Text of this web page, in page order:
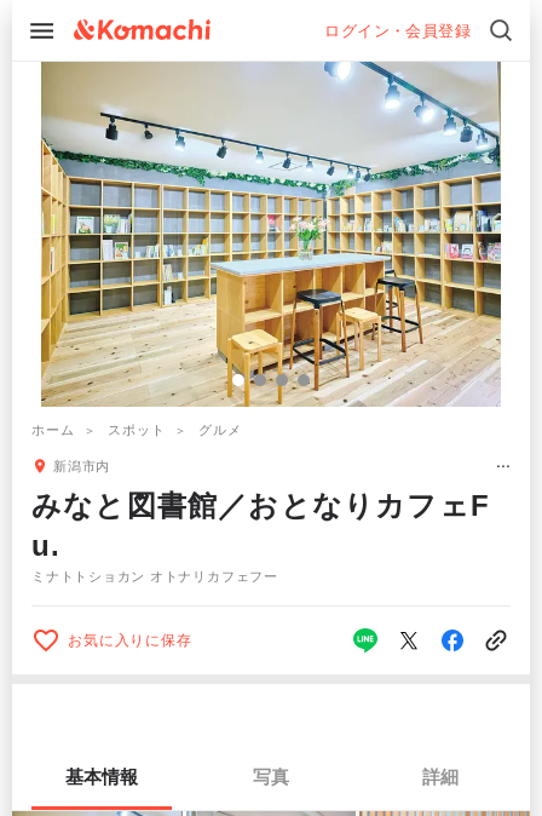
ログイン・会員登録
ホーム スポット グルメ
新潟市内
みなと図書館／おとなりカフェF
u.
ミナトトショカン オトナリカフェフー
お気に入りに保存
基本情報 写真 詳細